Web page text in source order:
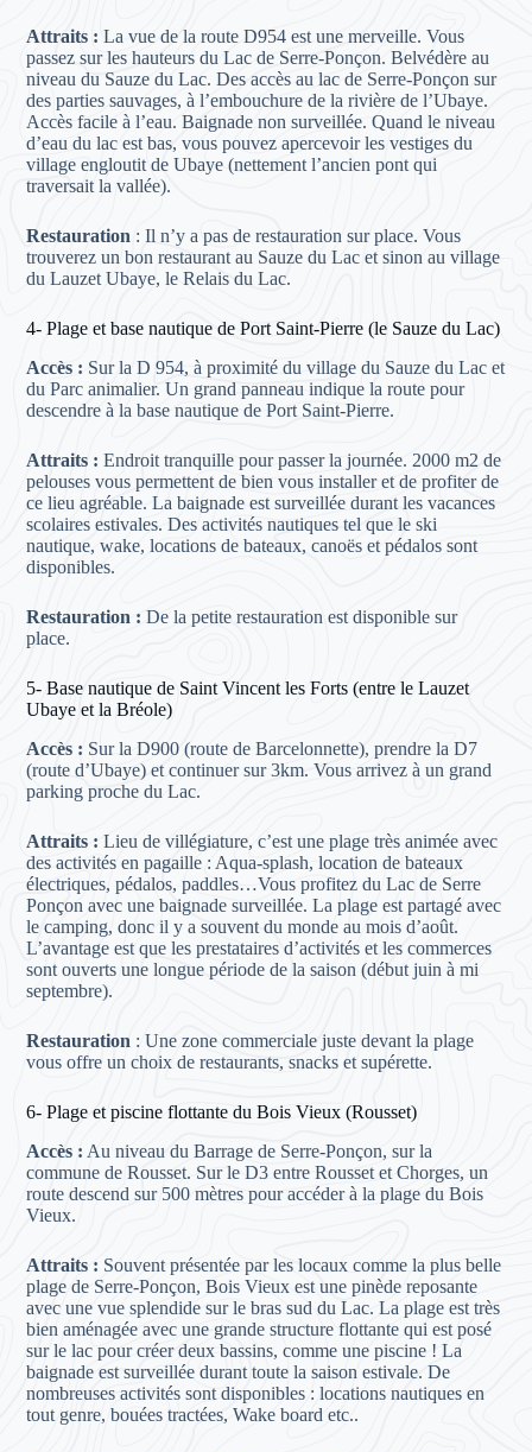
Attraits : La vue de la route D954 est une merveille. Vous
passez sur les hauteurs du Lac de Serre-Ponçon. Belvédère au
niveau du Sauze du Lac. Des accès au lac de Serre-Ponçon sur
des parties sauvages, à l’embouchure de la rivière de l’Ubaye.
Accès facile à l’eau. Baignade non surveillée. Quand le niveau
d’eau du lac est bas, vous pouvez apercevoir les vestiges du
village engloutit de Ubaye (nettement l’ancien pont qui
traversait la vallée).
Restauration : Il n’y a pas de restauration sur place. Vous
trouverez un bon restaurant au Sauze du Lac et sinon au village
du Lauzet Ubaye, le Relais du Lac.
4- Plage et base nautique de Port Saint-Pierre (le Sauze du Lac)
Accès : Sur la D 954, à proximité du village du Sauze du Lac et
du Parc animalier. Un grand panneau indique la route pour
descendre à la base nautique de Port Saint-Pierre.
Attraits : Endroit tranquille pour passer la journée. 2000 m2 de
pelouses vous permettent de bien vous installer et de profiter de
ce lieu agréable. La baignade est surveillée durant les vacances
scolaires estivales. Des activités nautiques tel que le ski
nautique, wake, locations de bateaux, canoës et pédalos sont
disponibles.
Restauration : De la petite restauration est disponible sur
place.
5- Base nautique de Saint Vincent les Forts (entre le Lauzet
Ubaye et la Bréole)
Accès : Sur la D900 (route de Barcelonnette), prendre la D7
(route d’Ubaye) et continuer sur 3km. Vous arrivez à un grand
parking proche du Lac.
Attraits : Lieu de villégiature, c’est une plage très animée avec
des activités en pagaille : Aqua-splash, location de bateaux
électriques, pédalos, paddles…Vous profitez du Lac de Serre
Ponçon avec une baignade surveillée. La plage est partagé avec
le camping, donc il y a souvent du monde au mois d’août.
L’avantage est que les prestataires d’activités et les commerces
sont ouverts une longue période de la saison (début juin à mi
septembre).
Restauration : Une zone commerciale juste devant la plage
vous offre un choix de restaurants, snacks et supérette.
6- Plage et piscine flottante du Bois Vieux (Rousset)
Accès : Au niveau du Barrage de Serre-Ponçon, sur la
commune de Rousset. Sur le D3 entre Rousset et Chorges, un
route descend sur 500 mètres pour accéder à la plage du Bois
Vieux.
Attraits : Souvent présentée par les locaux comme la plus belle
plage de Serre-Ponçon, Bois Vieux est une pinède reposante
avec une vue splendide sur le bras sud du Lac. La plage est très
bien aménagée avec une grande structure flottante qui est posé
sur le lac pour créer deux bassins, comme une piscine ! La
baignade est surveillée durant toute la saison estivale. De
nombreuses activités sont disponibles : locations nautiques en
tout genre, bouées tractées, Wake board etc..